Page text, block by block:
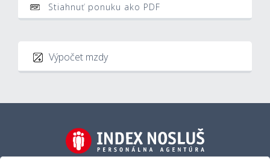
Stiahnuť ponuku ako PDF
Výpočet mzdy